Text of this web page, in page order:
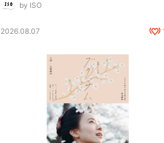
by ISO
2026.08.07